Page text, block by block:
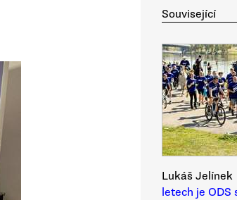
Související
Lukáš Jelínek
letech je ODS